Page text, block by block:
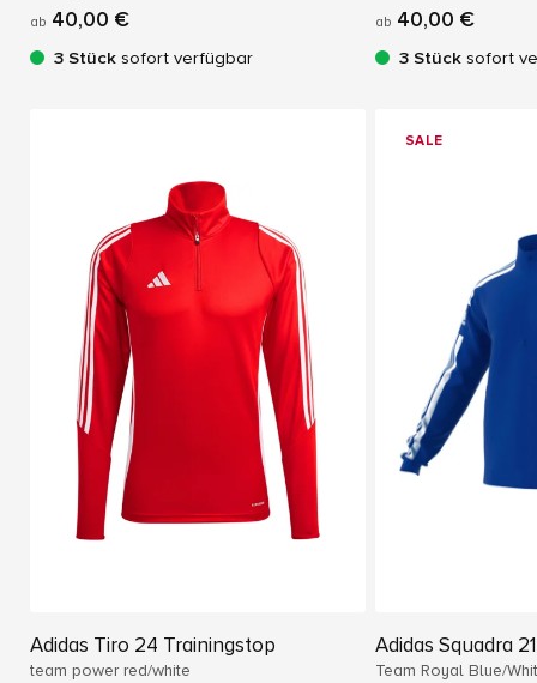
ab 40,00 €
3 Stück sofort verfügbar
ab 40,00 €
3 Stück sofort
Adidas Tiro 24 Trainingstop
team power red/white
SALE
Adidas Squadra
Team Royal Blue/